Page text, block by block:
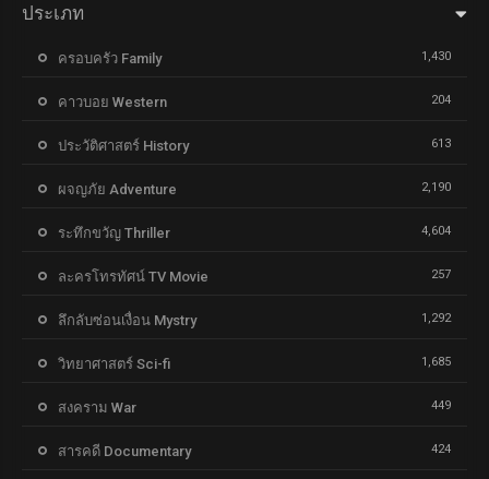
ประเภท
ครอบครัว Family 1,430
คาวบอย Western 204
ประวัติศาสตร์ History 613
ผจญภัย Adventure 2,190
ระทึกขวัญ Thriller 4,604
ละครโทรทัศน์ TV Movie 257
ลึกลับซ่อนเงื่อน Mystry 1,292
วิทยาศาสตร์ Sci-fi 1,685
สงคราม War 449
สารคดี Documentary 424